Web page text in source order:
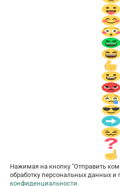
Нажимая на кнопку "Отправить
обработку персональных данных
конфиденциальности.